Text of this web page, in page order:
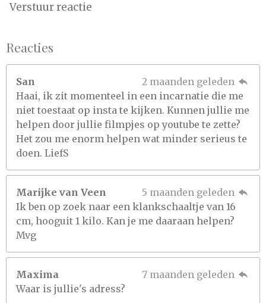
Verstuur reactie
Reacties
San
2 maanden geleden
Haai, ik zit momenteel in een incarnatie die me
niet toestaat op insta te kijken. Kunnen jullie me
helpen door jullie filmpjes op youtube te zette?
Het zou me enorm helpen wat minder serieus te
doen. LiefS
Marijke van Veen
5 maanden geleden
Ik ben op zoek naar een klankschaaltje van 16
cm, hooguit 1 kilo. Kan je me daaraan helpen?
Mvg
Maxima
7 maanden geleden
Waar is jullie's adress?